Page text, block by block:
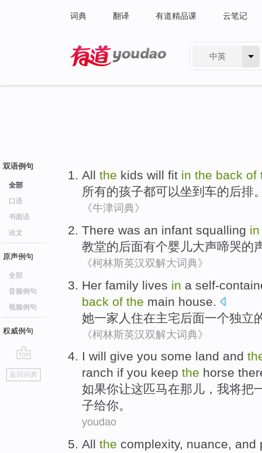
词典 翻译 有道精品课 云笔记
中英
双语例句
全部
口语
书面语
论文
原声例句
全部
音频例句
视频例句
权威例句
go
top
返回词典
All the kids will fit in the back of
所有的孩子都可以坐到 车的后排
《牛津词典》
There was an infant squalling
教堂的后面有个婴儿大声啼哭的
《柯林斯英汉双解大词典》
Her family lives in a self-
back of the main house
她一家人 住在主宅后面一个独立
《柯林斯英汉双解大词典》
I will give you some land and
ranch if you keep the horse
如果你让这匹马在那儿， 我将把
子给你。
youdao
All the complexity, nuance, and